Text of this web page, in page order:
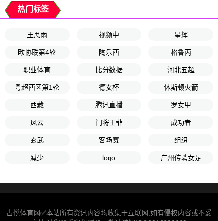
热门标签
王思雨 视频中 星辉
欧协联第4轮 陶乐西 格鲁丙
职业体育 比分数据 河北五超
粤超西区第1轮 德女杯 休斯顿火箭
西藏 腾讯直播 罗女甲
风云 门将王菲 成功者
玄武 客场赛 组织
减少 logo 广州传骋女足
古悦体育网✅本站所有资讯内容均收集于互联网,如有侵权内容或不妥